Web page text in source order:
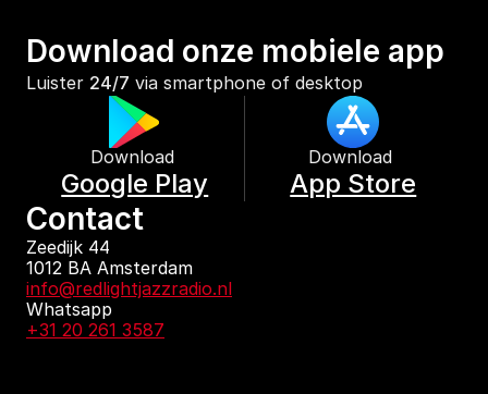
Download onze mobiele app
Luister 24/7 via smartphone of desktop
Download
Google Play
Download
App Store
Contact
Zeedijk 44
1012 BA Amsterdam
info@redlightjazzradio.nl
Whatsapp
+31 20 261 3587